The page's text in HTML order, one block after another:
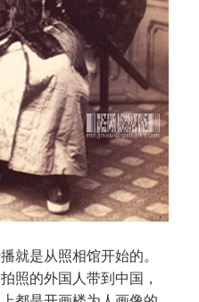
就是从照相馆开始的。
照的外国人带到中国，